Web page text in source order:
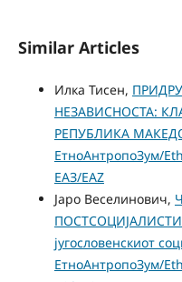
Similar Articles
Илка Тисен,
НЕЗАВИСНОСТА:
РЕПУБЛИКА
ЕтноАнтропоЗум/
ЕАЗ/EAZ
Јаро Веселинович,
југословенскиот
ЕтноАнтропоЗум/